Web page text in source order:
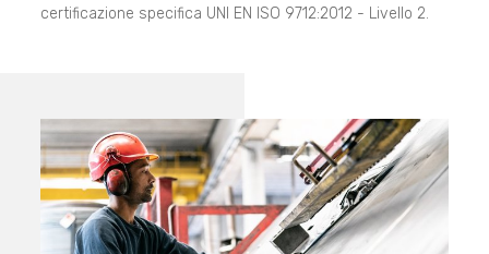
certificazione specifica UNI EN ISO 9712:2012 - Livello 2.